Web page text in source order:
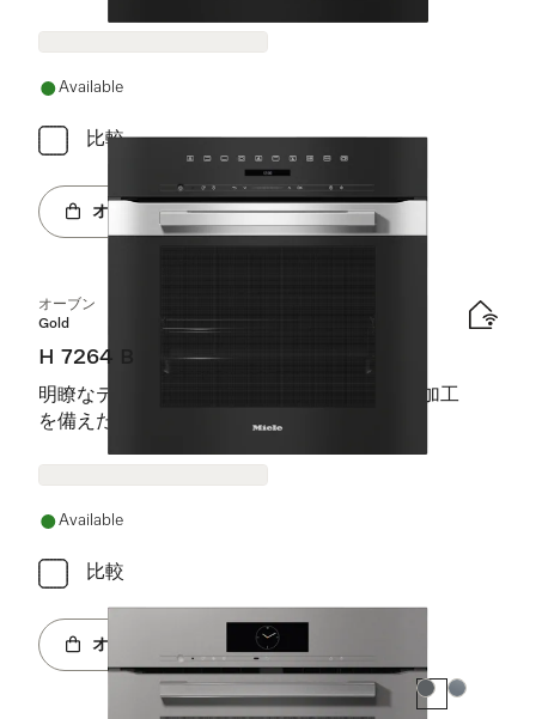
Available
比較
オンラインショップへ
オーブン
Gold
H 7264 B
明瞭なテキスト表示、パーフェクトクリーン加工
を備えた、シームレスなデザイン。
Available
比較
オンラインショップへ
カラー:カラー: